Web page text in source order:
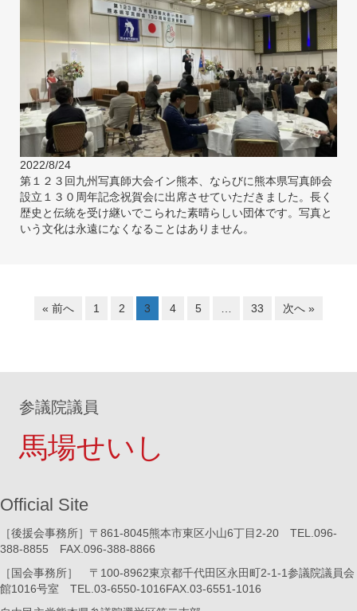
2022/8/24
第１２３回九州写真師大会イン熊本、ならびに熊本県写真師会
設立１３０周年記念祝賀会に出席させていただきました。長く
歴史と伝統を受け継いでこられた素晴らしい団体です。写真と
いう文化は永遠になくなることはありません。
« 前へ 1 2 3 4 5 … 33 次へ »
参議院議員
馬場せいし
Official Site
［後援会事務所］〒861-8045熊本市東区小山6丁目2-20 TEL.096-
388-8855 FAX.096-388-8866
［国会事務所］ 〒100-8962東京都千代田区永田町2-1-1参議院議員会
館1016号室 TEL.03-6550-1016FAX.03-6551-1016